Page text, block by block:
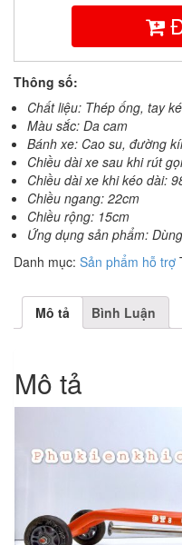
Thông số:
Chất liệu: Thép ống, tay
Màu sắc: Da cam
Bánh xe: Cao su, đường
Chiều dài xe sau khi rút
Chiều dài xe khi kéo dài:
Chiều ngang: 22cm
Chiều rộng: 15cm
Ứng dụng sản phẩm:
Danh mục: Sản phẩm hỗ trợ
Mô tả Bình Luận
Mô tả